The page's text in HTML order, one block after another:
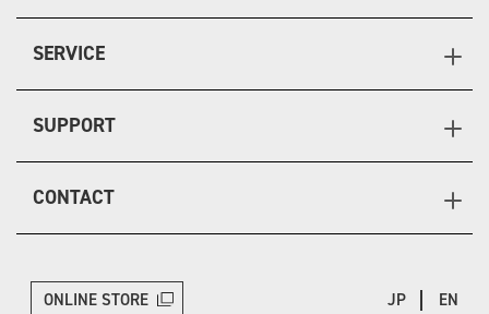
SERVICE
SUPPORT
CONTACT
ONLINE STORE JP EN